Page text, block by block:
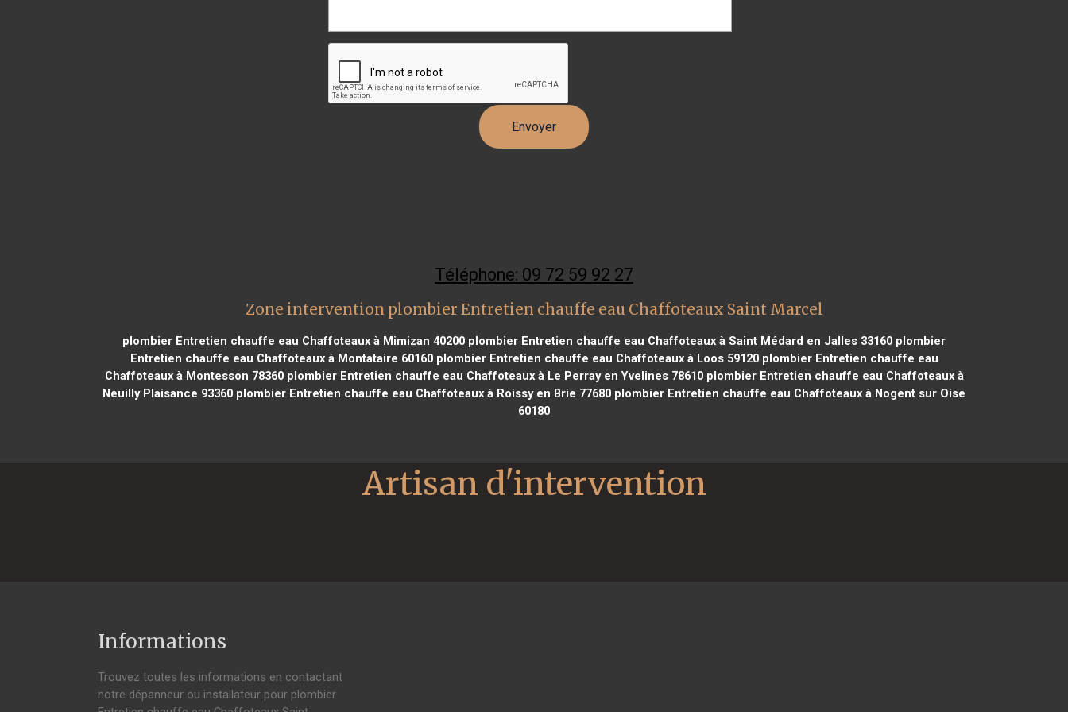
Téléphone: 09 72 59 92 27
Zone intervention plombier Entretien chauffe eau Chaffoteaux Saint Marcel
plombier Entretien chauffe eau Chaffoteaux à Mimizan 40200 plombier Entretien chauffe eau Chaffoteaux à Saint Médard en Jalles 33160 plombier
Entretien chauffe eau Chaffoteaux à Montataire 60160plombier Entretien chauffe eau Chaffoteaux à Loos 59120plombier Entretien chauffe eau
Chaffoteaux à Montesson 78360plombier Entretien chauffe eau Chaffoteaux à Le Perray en Yvelines 78610plombier Entretien chauffe eau Chaffoteaux à
Neuilly Plaisance 93360 plombier Entretien chauffe eau Chaffoteaux à Roissy en Brie 77680 plombier Entretien chauffe eau Chaffoteaux à Nogent sur Oise
60180
Informations
Trouvez toutes les informations en contactant
notre dépanneur ou installateur pour plombier
Artisan d'intervention